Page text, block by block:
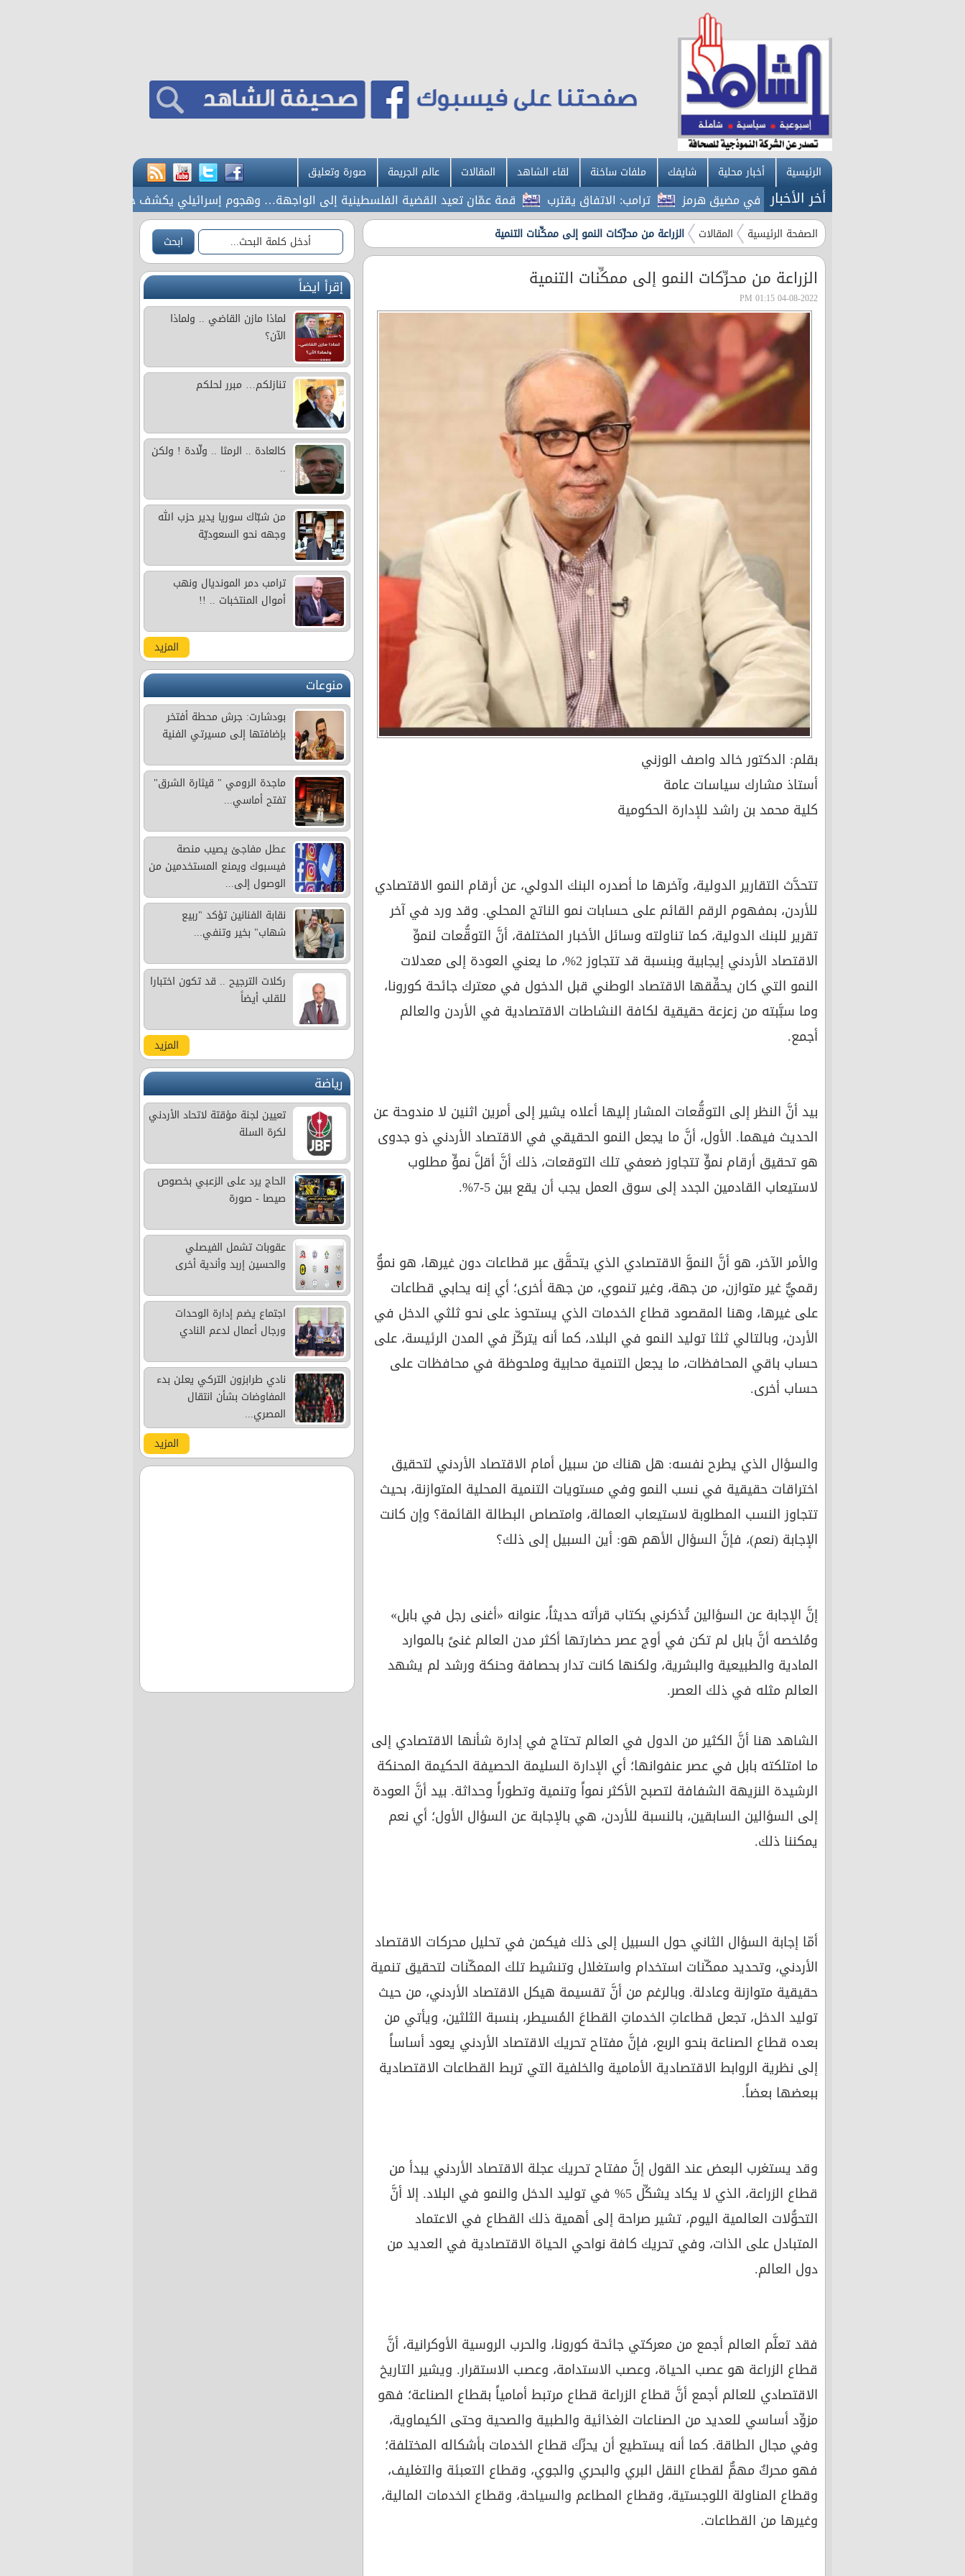
الرئيسية أخبار محلية شايفك ملفات ساخنة لقاء الشاهد المقالات عالم الجريمة صورة وتعليق
أخر الأخبار
تبلغ عن سماع دوي انفجارين في مضيق هرمز ترامب: الاتفاق يقترب قمة عمّان تعيد القضية الفلسطينية إلى الواجهة… وهجوم إسرائيلي يكشف حجم الانزعاج
الصفحة الرئيسية المقالات الزراعة من محرِّكات النمو إلى ممكِّنات التنمية
الزراعة من محرِّكات النمو إلى ممكِّنات التنمية
04-08-2022 01:15 PM
بقلم: الدكتور خالد واصف الوزني
أستاذ مشارك سياسات عامة
كلية محمد بن راشد للإدارة الحكومية
تتحدَّث التقارير الدولية، وآخرها ما أصدره البنك الدولي، عن أرقام النمو الاقتصادي
للأردن، بمفهوم الرقم القائم على حسابات نمو الناتج المحلي. وقد ورد في آخر
تقرير للبنك الدولية، كما تناولته وسائل الأخبار المختلفة، أنَّ التوقُّعات لنموِّ
الاقتصاد الأردني إيجابية وبنسبة قد تتجاوز 2%، ما يعني العودة إلى معدلات
النمو التي كان يحقِّقها الاقتصاد الوطني قبل الدخول في معترك جائحة كورونا،
وما سبَّبته من زعزعة حقيقية لكافة النشاطات الاقتصادية في الأردن والعالم
أجمع.
بيد أنَّ النظر إلى التوقُّعات المشار إليها أعلاه يشير إلى أمرين اثنين لا مندوحة عن
الحديث فيهما. الأول، أنَّ ما يجعل النمو الحقيقي في الاقتصاد الأردني ذو جدوى
هو تحقيق أرقام نموٍّ تتجاوز ضعفي تلك التوقعات، ذلك أنَّ أقلَّ نموٍّ مطلوب
لاستيعاب القادمين الجدد إلى سوق العمل يجب أن يقع بين 5-7%.
والأمر الآخر، هو أنَّ النموَّ الاقتصادي الذي يتحقَّق عبر قطاعات دون غيرها، هو نموٌّ
رقميٌّ غير متوازن، من جهة، وغير تنموي، من جهة أخرى؛ أي إنه يحابي قطاعات
على غيرها، وهنا المقصود قطاع الخدمات الذي يستحوذ على نحو ثلثي الدخل في
الأردن، وبالتالي ثلثا توليد النمو في البلاد، كما أنه يتركّز في المدن الرئيسة، على
حساب باقي المحافظات، ما يجعل التنمية محابية وملحوظة في محافظات على
حساب أخرى.
والسؤال الذي يطرح نفسه: هل هناك من سبيل أمام الاقتصاد الأردني لتحقيق
اختراقات حقيقية في نسب النمو وفي مستويات التنمية المحلية المتوازنة، بحيث
تتجاوز النسب المطلوبة لاستيعاب العمالة، وامتصاص البطالة القائمة؟ وإن كانت
الإجابة (نعم)، فإنَّ السؤال الأهم هو: أين السبيل إلى ذلك؟
إنَّ الإجابة عن السؤالين تُذكرني بكتاب قرأته حديثاً، عنوانه «أغنى رجل في بابل»
ومُلخصه أنَّ بابل لم تكن في أوج عصر حضارتها أكثر مدن العالم غنىً بالموارد
المادية والطبيعية والبشرية، ولكنها كانت تدار بحصافة وحنكة ورشد لم يشهد
العالم مثله في ذلك العصر.
الشاهد هنا أنَّ الكثير من الدول في العالم تحتاج في إدارة شأنها الاقتصادي إلى
ما امتلكته بابل في عصر عنفوانها؛ أي الإدارة السليمة الحصيفة الحكيمة المحنكة
الرشيدة النزيهة الشفافة لتصبح الأكثر نمواً وتنمية وتطوراً وحداثة. بيد أنَّ العودة
إلى السؤالين السابقين، بالنسبة للأردن، هي بالإجابة عن السؤال الأول؛ أي نعم
يمكننا ذلك.
أمّا إجابة السؤال الثاني حول السبيل إلى ذلك فيكمن في تحليل محركات الاقتصاد
الأردني، وتحديد ممكّنات استخدام واستغلال وتنشيط تلك الممكّنات لتحقيق تنمية
حقيقية متوازنة وعادلة. وبالرغم من أنَّ تقسيمة هيكل الاقتصاد الأردني، من حيث
توليد الدخل، تجعل قطاعاتِ الخدماتِ القطاعَ المُسيطر، بنسبة الثلثين، ويأتي من
بعده قطاع الصناعة بنحو الربع، فإنَّ مفتاح تحريك الاقتصاد الأردني يعود أساساً
إلى نظرية الروابط الاقتصادية الأمامية والخلفية التي تربط القطاعات الاقتصادية
ببعضها بعضاً.
وقد يستغرب البعض عند القول إنَّ مفتاح تحريك عجلة الاقتصاد الأردني يبدأ من
قطاع الزراعة، الذي لا يكاد يشكِّل 5% في توليد الدخل والنمو في البلاد. إلا أنَّ
التحوُّلات العالمية اليوم، تشير صراحة إلى أهمية ذلك القطاع في الاعتماد
المتبادل على الذات، وفي تحريك كافة نواحي الحياة الاقتصادية في العديد من
دول العالم.
فقد تعلَّم العالم أجمع من معركتي جائحة كورونا، والحرب الروسية الأوكرانية، أنَّ
قطاع الزراعة هو عصب الحياة، وعصب الاستدامة، وعصب الاستقرار. ويشير التاريخ
الاقتصادي للعالم أجمع أنَّ قطاع الزراعة قطاع مرتبط أمامياً بقطاع الصناعة؛ فهو
مزوِّد أساسي للعديد من الصناعات الغذائية والطبية والصحية وحتى الكيماوية،
وفي مجال الطاقة. كما أنه يستطيع أن يحرِّك قطاع الخدمات بأشكاله المختلفة؛
فهو محركٌ مهمٌّ لقطاع النقل البري والبحري والجوي، وقطاع التعبئة والتغليف،
وقطاع المناولة اللوجستية، وقطاع المطاعم والسياحة، وقطاع الخدمات المالية،
وغيرها من القطاعات.
إقرأ ايضاً
لماذا مازن القاضي .. ولماذا
الآن؟
تنازلكم… مبرر لحلكم
كالعادة .. الرمثا .. ولّادة ! ولكن
..
من شبّاك سوريا يدير حزب الله
وجهه نحو السعوديّة
ترامب دمر المونديال ونهب
أموال المنتخبات .. !!
المزيد
منوعات
بودشارت: جرش محطة أفتخر
بإضافتها إلى مسيرتي الفنية
ماجدة الرومي " قيثارة الشرق"
تفتح أماسي...
عطل مفاجئ يصيب منصة
فيسبوك ويمنع المستخدمين من
الوصول إلى...
نقابة الفنانين تؤكد "ربيع
شهاب" بخير وتنفي...
ركلات الترجيح .. قد تكون اختبارا
للقلب أيضاً
المزيد
رياضة
تعيين لجنة مؤقتة لاتحاد الأردني
لكرة السلة
الحاج يرد على الزعبي بخصوص
صيصا - صورة
عقوبات تشمل الفيصلي
والحسين إربد وأندية أخرى
اجتماع يضم إدارة الوحدات
ورجال أعمال لدعم النادي
نادي طرابزون التركي يعلن بدء
المفاوضات بشأن انتقال
المصري...
المزيد